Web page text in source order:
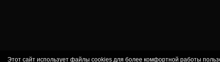
Этот сайт использует файлы cookies для более комфортной работы